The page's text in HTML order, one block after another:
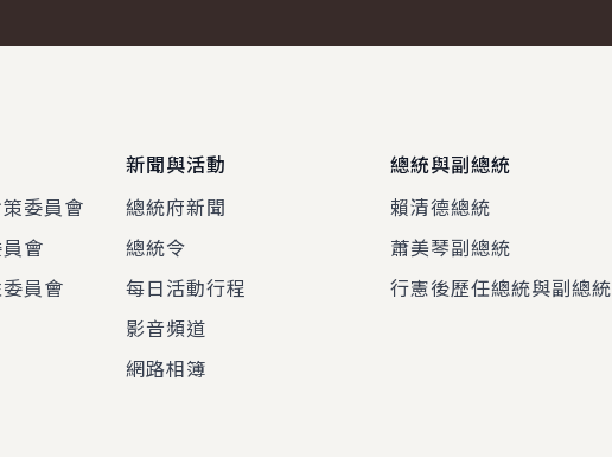
委員會
會
員會
新聞與活動
總統府新聞
總統令
每日活動行程
影音頻道
網路相簿
總統與副總統
賴清德總統
蕭美琴副總統
行憲後歷任總統與副總統